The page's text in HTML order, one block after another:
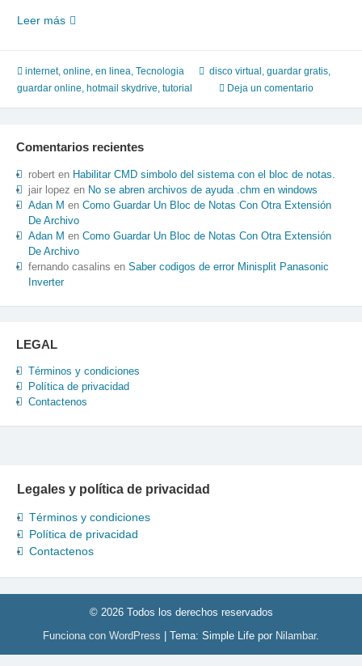
Leer másGuarda
valiosos
en
internet
gratuita,
solo
usuarios
de
hotmail
internet, online, en linea, Tecnologia disco virtual , guardar gratis,
guardar online, hotmail skydrive, tutorial Deja un comentario
Comentarios recientes
roberten Habilitar CMD simbolo del sistema con el bloc de notas.
jair lopez en No se abren archivos de ayuda .chm en windows
Adan M en Como Guardar Un Bloc de Notas Con Otra Extensión
De Archivo
Adan M en Como Guardar Un Bloc de Notas Con Otra Extensión
De Archivo
fernando casalins en Saber codigos de error Minisplit Panasonic
Inverter
LEGAL
Términos y condiciones
Política de privacidad
Contactenos
Legales y política de privacidad
Términos y condiciones
Política de privacidad
Contactenos
© 2026 Todos los derechos reservados
Funciona con WordPress
Tema: Simple Life por Nilambar.